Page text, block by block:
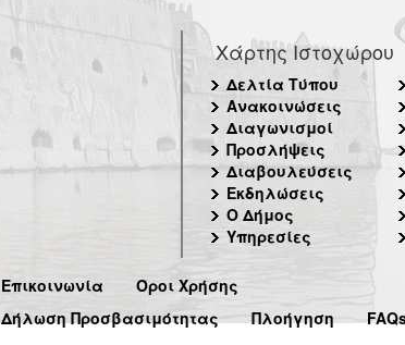
Χάρτης Ιστοχώρου
Δελτία Τύπου
Ανακοινώσεις
Διαγωνισμοί
Προσλήψεις
Διαβουλεύσεις
Εκδηλώσεις
Ο Δήμος
Υπηρεσίες
Επικοινωνία
Όροι Χρήσης
Δήλωση Προσβασιμότητας
Πλοήγηση